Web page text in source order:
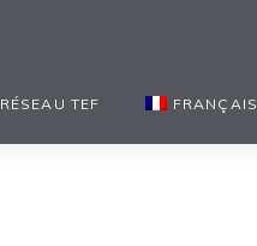
RÉSEAU TEF FRANÇAIS